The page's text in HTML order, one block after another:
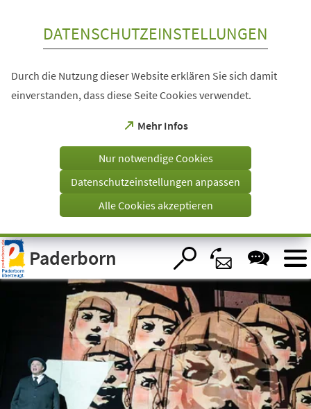
Visuelle
Assistenzsoftware
öffnen.
DATENSCHUTZEINSTELLUNGEN
Durch die Nutzung dieser Website erklären Sie sich damit
einverstanden, dass diese Seite Cookies verwendet.
Mehr Infos
(Öffnet
einem
Tab)
Nur notwendige Cookies
Datenschutzeinstellungen anpassen
Alle Cookies akzeptieren
Paderborn